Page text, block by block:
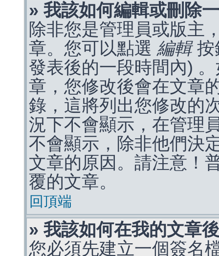
» 我該如何編輯或刪除
除非您是管理員或版主
章。您可以點選 編輯按
發表後的一段時間內)
章，您修改後會在文章
錄，這將列出您修改的
況下不會顯示，在管理
不會顯示，除非他們決
文章的原因。請注意！
覆的文章。
回頂端
» 我該如何在我的文章
您必須先建立一個簽名